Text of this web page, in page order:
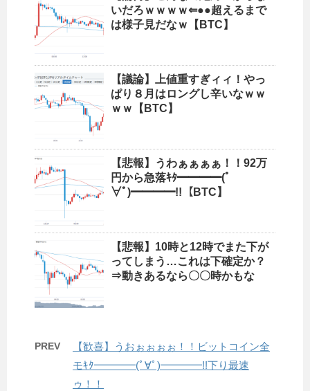
いだろｗｗｗｗ⇐●●超えるまで
は様子見だなｗ【BTC】
【議論】上値重すぎィィ！やっ
ぱり８月はロングし辛いなｗｗ
ｗｗ【BTC】
【悲報】うわぁぁぁぁ！！92万
円から急落ｷﾀ━━━━(ﾟ
∀ﾟ)━━━━!!【BTC】
【悲報】10時と12時でまた下が
ってしまう…これは下確定か？
⇒動きあるなら〇〇時かもな
PREV
【歓喜】うおぉぉぉぉ！！ビットコイン全
モｷﾀ━━━━(ﾟ∀ﾟ)━━━━!!下り最速
ゥ！！